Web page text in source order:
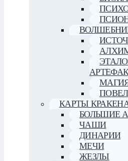
КАРТЫ
БОЛЬШИЕ
ЧАШИ
ДИНАРИИ
МЕЧИ
ЖЕЗЛЫ